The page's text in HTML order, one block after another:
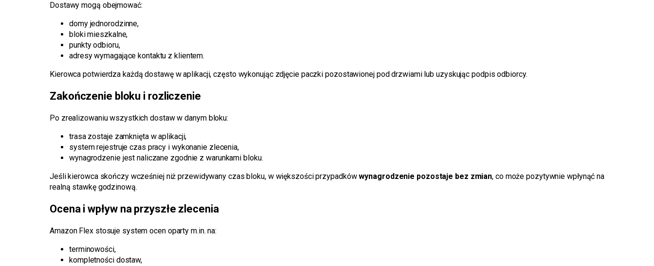
Dostawy mogą obejmować:
domy jednorodzinne,
bloki mieszkalne,
punkty odbioru,
adresy wymagające kontaktu z klientem.
Kierowca potwierdza każdą dostawę w aplikacji, często wykonując zdjęcie paczki pozostawionej pod drzwiami lub uzyskując podpis odbiorcy.
Zakończenie bloku i rozliczenie
Po zrealizowaniu wszystkich dostaw w danym bloku:
trasa zostaje zamknięta w aplikacji,
system rejestruje czas pracy i wykonanie zlecenia,
wynagrodzenie jest naliczane zgodnie z warunkami bloku.
Jeśli kierowca skończy wcześniej niż przewidywany czas bloku, w większości przypadkówwynagrodzenie pozostaje bez zmian, co może pozytywnie wpłynąć na
realną stawkę godzinową.
Ocena i wpływ na przyszłe zlecenia
Amazon Flex stosuje system ocen oparty m.in. na:
terminowości,
kompletności dostaw,